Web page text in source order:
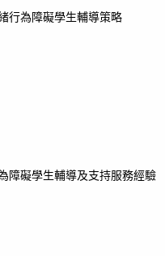
行為障礙學生輔導策略
障礙學生輔導及支持服務經驗